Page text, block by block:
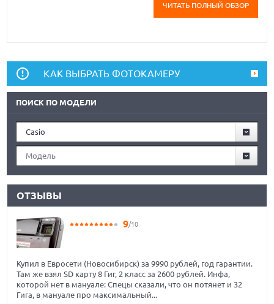
ЧИТАТЬ ПОЛНЫЙ ОБЗОР
КАК ВЫБРАТЬ ФОТОКАМЕРУ
ПОИСК ПО МОДЕЛИ
Casio
Модель
ОТЗЫВЫ
9/10
Купил в Евросети (Новосибирск) за 9990 рублей, год гарантии.
Там же взял SD карту 8 Гиг, 2 класс за 2600 рублей. Инфа,
которой нет в мануале: Спецы сказали, что он потянет и 32
Гига, в мануале про максимальный...